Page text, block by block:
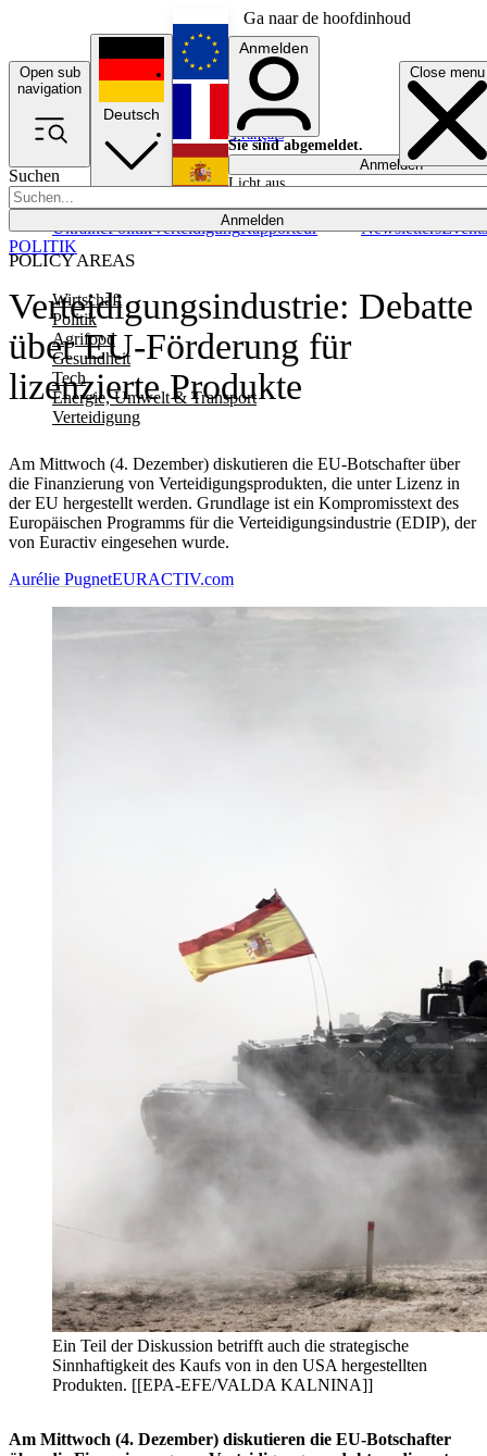
Ga naar de hoofdinhoud
Open sub
navigation
Close menu
Suchen
Anmelden
POLICY AREAS
Wirtschaft
Politik
Agrifood
Gesundheit
Tech
Energie, Umwelt & Transport
Verteidigung
UkrainePolitikVerteidigungRapporteur NewslettersEvents
Deutsch
English
Français
Anmelden
Sie sind abgemeldet.
Anmelden
Licht aus
Verteidigungsindustrie: Debatte
über EU-Förderung für
lizenzierte Produkte
Am Mittwoch (4. Dezember) diskutieren die EU-Botschafter über
die Finanzierung von Verteidigungsprodukten, die unter Lizenz in
der EU hergestellt werden. Grundlage ist ein Kompromisstext des
Europäischen Programms für die Verteidigungsindustrie (EDIP), der
von Euractiv eingesehen wurde.
POLITIK
Aurélie PugnetEURACTIV.com
Ein Teil der Diskussion betrifft auch die strategische
Sinnhaftigkeit des Kaufs von in den USA hergestellten
Produkten. [[EPA-EFE/VALDA KALNINA]]
Am Mittwoch (4. Dezember) diskutieren die EU-Botschafter